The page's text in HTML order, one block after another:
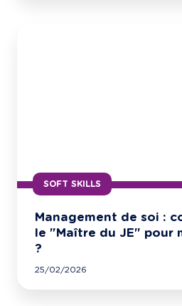
SOFT SKILLS
Management de soi :
le "Maître du JE" pour
?
25/02/2026